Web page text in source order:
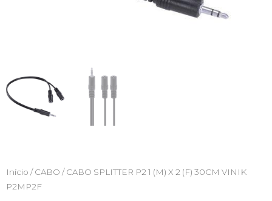
Início /CABO / CABO SPLITTER P2 1 (M) X 2 (F) 30CM VINIK
P2MP2F